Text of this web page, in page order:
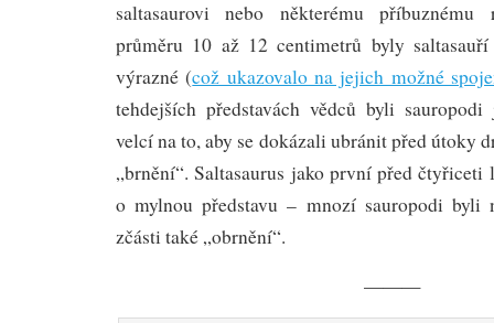
saltasaurovi nebo některému
průměru 10 až 12 centimetrů byly saltasauří
výrazné (což ukazovalo na jejich možné
tehdejších představách vědců byli sauropodi
velcí na to, aby se dokázali ubránit před útoky
„brnění“. Saltasaurus jako první před čtyřiceti
o mylnou představu – mnozí sauropodi byli
zčásti také „obrnění“.
———